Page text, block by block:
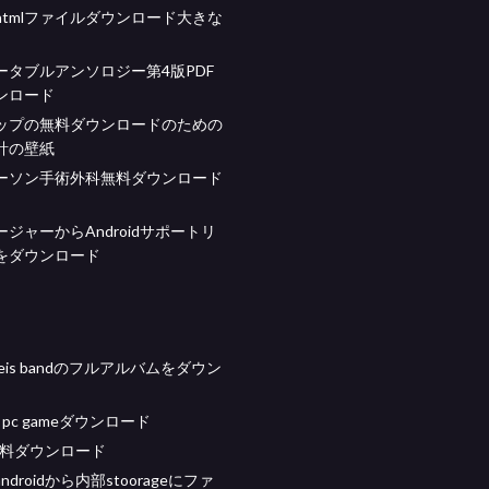
ファイルダウンロード大きな
タブルアンソロジー第4版PDF
ロード
プの無料ダウンロードのための
の壁紙
ソン手術外科無料ダウンロード
ジャーからAndroidサポートリ
ダウンロード
bandのフルアルバムをダウン
gameダウンロード
ダウンロード
から内部stoorageにファ